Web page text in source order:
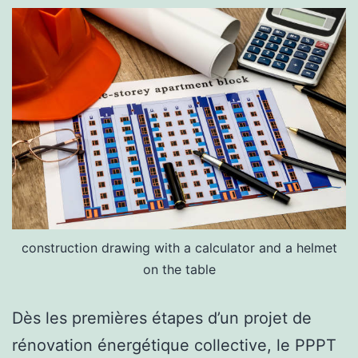
construction drawing with a calculator and a helmet
on the table
Dès les premières étapes d’un projet de
rénovation énergétique collective, le PPPT